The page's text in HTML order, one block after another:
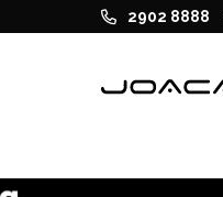
2902 8888